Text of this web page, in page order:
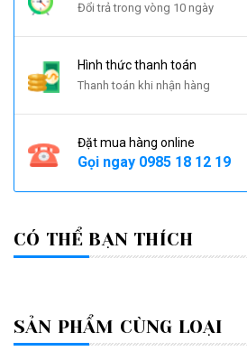
Đổi trả trong vòng 10 ngày
Hình thức thanh toán
Thanh toán khi nhận hàng
Đặt mua hàng online
Gọi ngay 0985 18 12 19
CÓ THỂ BẠN THÍCH
SẢN PHẨM CÙNG LOẠI